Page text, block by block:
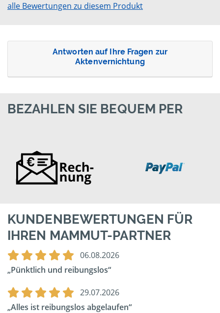
alle Bewertungen zu diesem Produkt
Antworten auf Ihre Fragen zur
Aktenvernichtung
BEZAHLEN SIE BEQUEM PER
KUNDENBEWERTUNGEN FÜR
IHREN MAMMUT-PARTNER
06.08.2026
Pünktlich und reibungslos
29.07.2026
Alles ist reibungslos abgelaufen